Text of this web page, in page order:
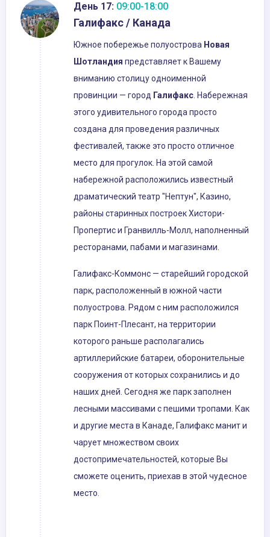
День 17: 09:00-18:00
Галифакс / Канада
Южное побережье полуострова Новая
Шотландия представляет к Вашему
вниманию столицу одноименной
провинции — город Галифакс. Набережная
этого удивительного города просто
создана для проведения различных
фестивалей, также это просто отличное
место для прогулок. На этой самой
набережной расположились известный
драматический театр "Нептун", Казино,
районы старинных построек Хистори-
Пропертис и Гранвилль-Молл, наполненный
ресторанами, пабами и магазинами.
Галифакс-Коммонс — старейший городской
парк, расположенный в южной части
полуострова. Рядом с ним расположился
парк Поинт-Плесант, на территории
которого раньше располагались
артиллерийские батареи, оборонительные
сооружения от которых сохранились и до
наших дней. Сегодня же парк заполнен
лесными массивами с пешими тропами. Как
и другие места в Канаде, Галифакс манит и
чарует множеством своих
достопримечательностей, которые Вы
сможете оценить, приехав в этой чудесное
место.